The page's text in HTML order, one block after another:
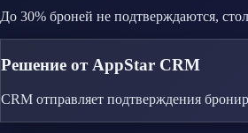
До 30% броней не подтверждаются,
Решение от AppStar CRM
CRM отправляет подтверждения